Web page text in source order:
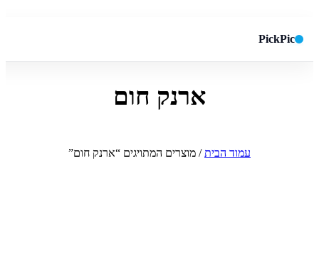
PickPic
חפש
ארנק חום
עמוד הבית/ מוצרים המתויגים “ארנק חום”